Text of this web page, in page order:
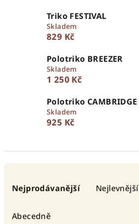
Triko FESTIVAL
Skladem
829 Kč
Polotriko BREEZER
Skladem
1 250 Kč
Polotriko CAMBRIDGE
Skladem
925 Kč
Nejprodávanější Nejlevnější
Abecedně